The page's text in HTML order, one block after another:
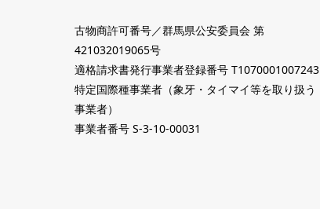
古物商許可番号／群馬県公安委員会 第
421032019065号
適格請求書発行事業者登録番号 T1070001007243
特定国際種事業者（象牙・タイマイ等を取り扱う
事業者）
事業者番号 S-3-10-00031